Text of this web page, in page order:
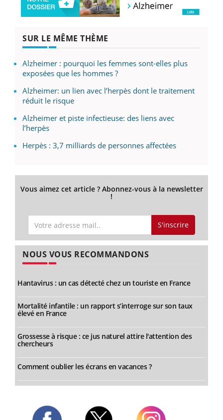
SUR LE MÊME THÈME
Alzheimer : pourquoi les femmes sont-elles plus
exposées que les hommes ?
Alzheimer: un lien avec l’herpès dont le traitement
réduit le risque
Alzheimer et piste infectieuse: des liens avec
l’herpès
Herpès : 3,7 milliards de personnes affectées
Vous aimez cet article ? Abonnez-vous à la newsletter
!
S'inscrire
NOUS VOUS RECOMMANDONS
Hantavirus : un cas détecté chez un touriste en France
Mortalité infantile : un rapport s’interroge sur son taux
élevé en France
Grossesse à risque : ce jus naturel attire l'attention des
chercheurs
Comment oublier les écrans en vacances ?